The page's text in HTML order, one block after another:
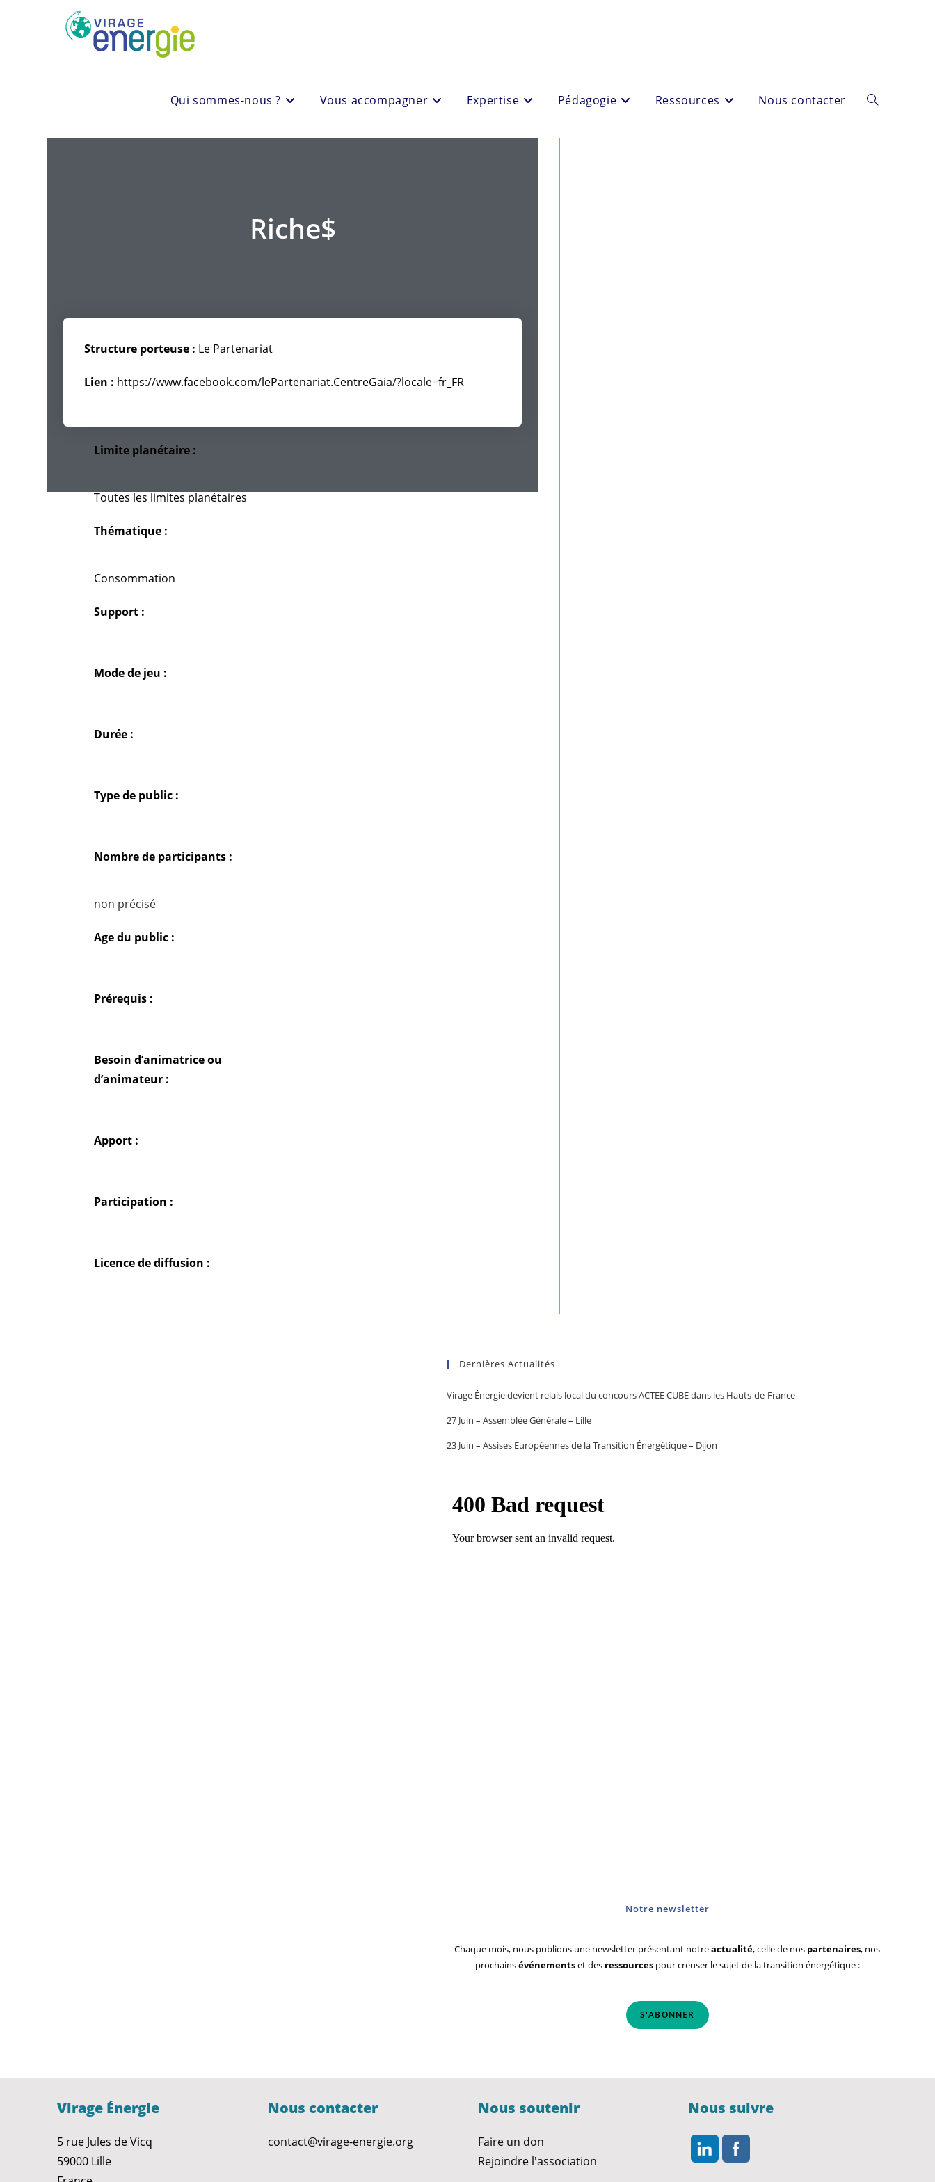
Qui sommes-nous ? Vous accompagner Expertise Pédagogie Ressources Nous contacter
Riche$
Structure porteuse : Le Partenariat
Lien : https://www.facebook.com/lePartenariat.CentreGaia/?locale=fr_FR
Limite planétaire :
Toutes les limites planétaires
Thématique :
Consommation
Support :
Mode de jeu :
Durée :
Type de public :
Nombre de participants :
non précisé
Age du public :
Prérequis :
Besoin d’animatrice ou
d’animateur :
Apport :
Participation :
Licence de diffusion :
Dernières Actualités
Virage Énergie devient relais local du concours ACTEE CUBE dans les Hauts-de-France
27 Juin – Assemblée Générale – Lille
23 Juin – Assises Européennes de la Transition Énergétique – Dijon
Notre newsletter
Chaque mois, nous publions une newsletter présentant notreactualité, celle de nos partenaires, nos
prochainsévénementset des ressources pour creuser le sujet de la transition énergétique :
S'ABONNER
Virage Énergie
5 rue Jules de Vicq
59000 Lille
Nous contacter
contact@virage-energie.org
Nous soutenir
Faire un don
Rejoindre l'association
Nous suivre